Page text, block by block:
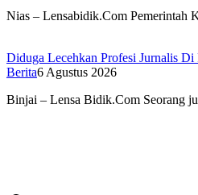
Nias – Lensabidik.Com Pemerintah
Diduga Lecehkan Profesi Jurnalis
Berita6 Agustus 2026
Binjai – Lensa Bidik.Com Seorang